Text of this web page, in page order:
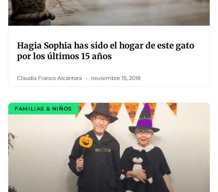
Hagia Sophia has sido el hogar de este gato
por los últimos 15 años
Claudia Franco Alcántara noviembre 15, 2018
FAMILIAS & NIÑOS